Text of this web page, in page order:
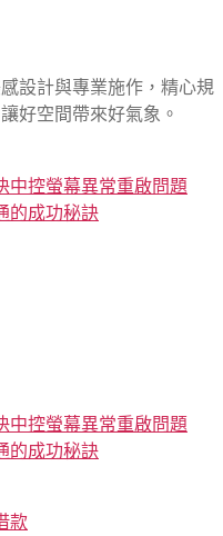
設計與專業施作，精心規
好空間帶來好氣象。
中控螢幕異常重啟問題
的成功秘訣
中控螢幕異常重啟問題
的成功秘訣
款